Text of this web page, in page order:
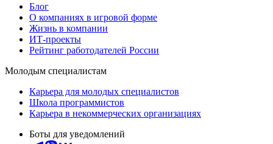
Блог
О компаниях в игровой форме
Жизнь в компании
ИТ-проекты
Рейтинг работодателей России
Молодым специалистам
Карьера для молодых специалистов
Школа программистов
Карьера в некоммерческих организациях
Боты для уведомлений